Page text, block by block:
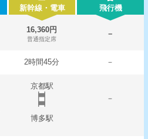
新幹線・電車 飛行機
16,360円
普通指定席
－
2時間45分 －
京都駅
－
博多駅